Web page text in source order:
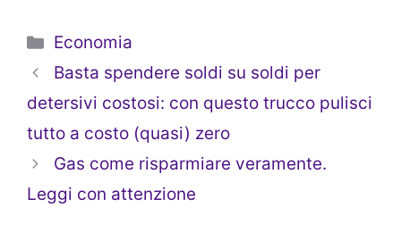
Categorie
Economia
Basta spendere soldi su soldi per
detersivi costosi: con questo trucco pulisci
tutto a costo (quasi) zero
Gas come risparmiare veramente.
Leggi con attenzione